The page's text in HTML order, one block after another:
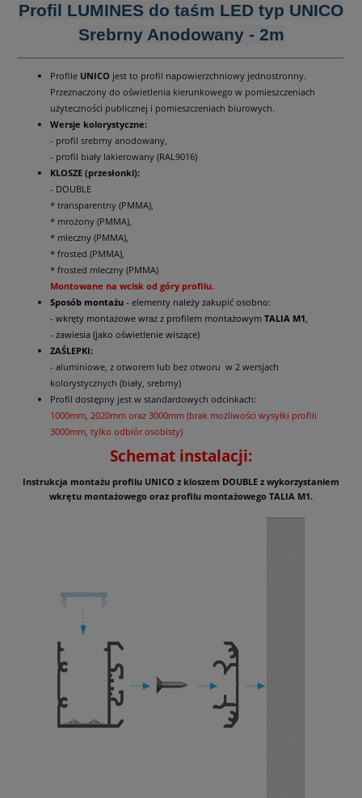
Profil LUMINES do taśm LED typ UNICO
Srebrny Anodowany - 2m
Profile UNICO jest to profil napowierzchniowy jednostronny.
Przeznaczony do oświetlenia kierunkowego w pomieszczeniach
użyteczności publicznej i pomieszczeniach biurowych.
Wersje kolorystyczne:
- profil srebrny anodowany,
- profil biały lakierowany (RAL9016)
KLOSZE (przesłonki):
- DOUBLE
* transparentny (PMMA),
* mrożony (PMMA),
* mleczny (PMMA),
* frosted (PMMA),
* frosted mleczny (PMMA)
Montowane na wcisk od góry profilu.
Sposób montażu - elementy należy zakupić osobno:
- wkręty montażowe wraz z profilem montażowym TALIA M1,
- zawiesia (jako oświetlenie wiszące)
ZAŚLEPKI:
- aluminiowe, z otworem lub bez otworu w 2 wersjach
kolorystycznych (biały, srebrny)
Profil dostępny jest w standardowych odcinkach:
1000mm, 2020mm oraz 3000mm (brak możliwości wysyłki profili
3000mm, tylko odbiór osobisty)
Schemat instalacji:
Instrukcja montażu profilu UNICO z kloszem DOUBLE z wykorzystaniem
wkrętu montażowego oraz profilu montażowego TALIA M1.